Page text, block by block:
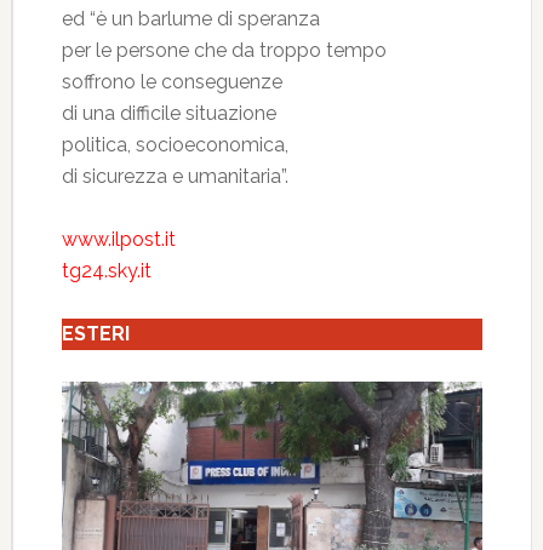
ed “è un barlume di speranza
per le persone che da troppo tempo
soffrono le conseguenze
di una difficile situazione
politica, socioeconomica,
di sicurezza e umanitaria”.
www.ilpost.it
tg24.sky.it
ESTERI